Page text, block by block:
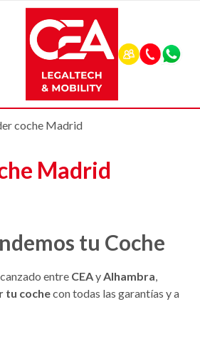
coche Madrid
Madrid
tu Coche
entre CEAyAlhambra,
tu cochecon todas las garantías y a